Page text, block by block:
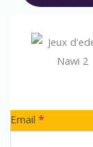
Newsletter
Email *